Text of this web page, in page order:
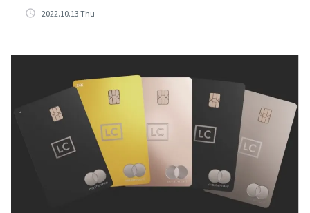
access_time 2022.10.13 Thu